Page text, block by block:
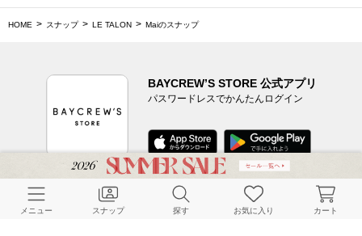
HOME スナップ LE TALON Maiのスナップ
BAYCREW’S STORE 公式アプリ
パスワードレスでかんたんログイン
CUSTOMER SERVICE
メニュー スナップ 探す お気に入り カート